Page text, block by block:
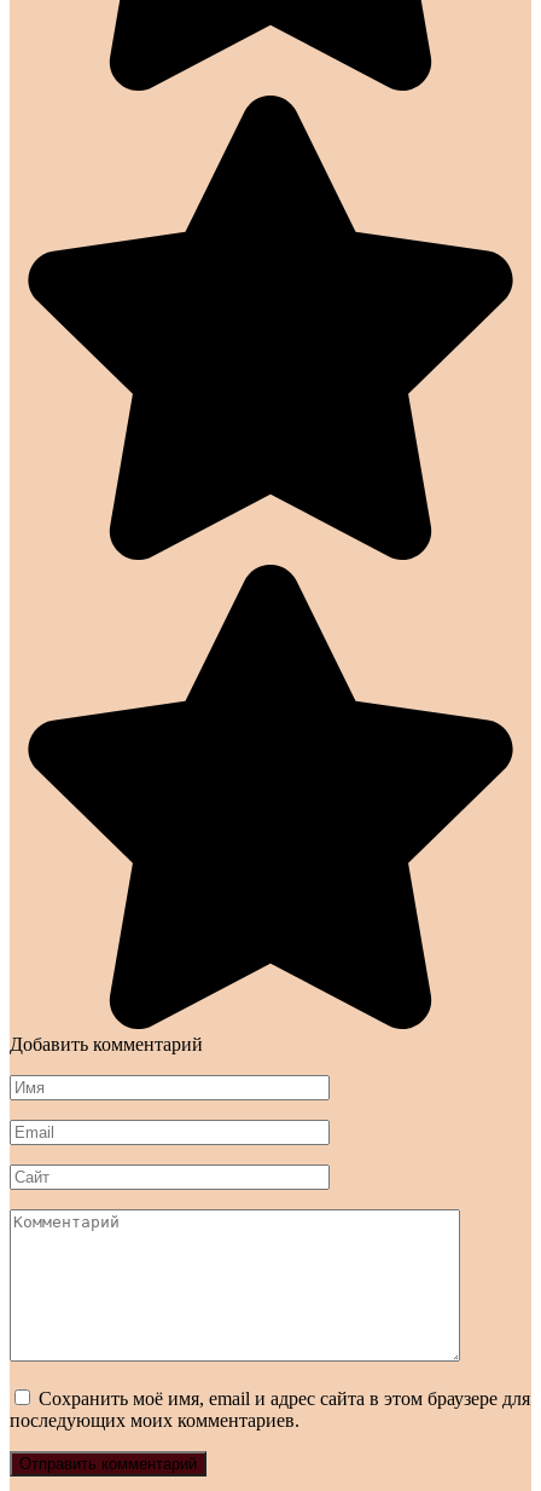
Добавить комментарий
Имя
*
Email
*
Сайт
Комментарий
Сохранить моё имя, email и адрес сайта в этом браузере для
последующих моих комментариев.